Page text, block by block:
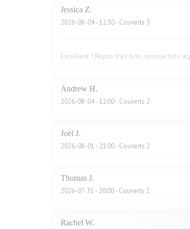
Jessica Z
2026-08-04- 12:30 - Couverts 3
Excellent ! Repas très bon, service très
Andrew H
2026-08-04- 12:00 - Couverts 2
Joël J
2026-08-01 - 21:00 - Couverts 2
Thomas J
2026-07-31 - 20:00 - Couverts 2
Rachel W